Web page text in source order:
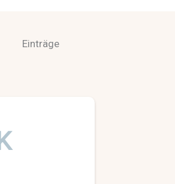
Einträge
K